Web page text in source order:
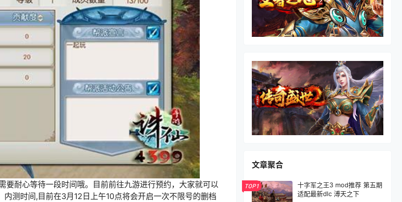
耐心等待一段时间哦。目前前往九游进行预约，大家就可以
测时间,目前在3月12日上午10点将会开启一次不限号的删档
文章聚合
TOP1
十字军之王3 mod推荐 第五期
适配最新dlc 溥天之下